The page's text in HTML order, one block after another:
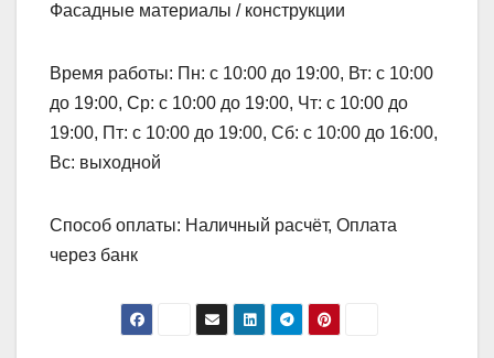
Фасадные материалы / конструкции
Время работы: Пн: с 10:00 до 19:00, Вт: с 10:00
до 19:00, Ср: с 10:00 до 19:00, Чт: с 10:00 до
19:00, Пт: с 10:00 до 19:00, Сб: с 10:00 до 16:00,
Вс: выходной
Способ оплаты: Наличный расчёт, Оплата
через банк